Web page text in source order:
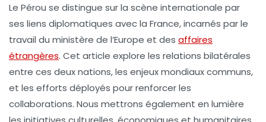
Le Pérou se distingue sur la scène internationale par
ses liens diplomatiques avec la France, incarnés par le
travail du ministère de l’Europe et des affaires
étrangères. Cet article explore les relations bilatérales
entre ces deux nations, les enjeux mondiaux communs,
et les efforts déployés pour renforcer les
collaborations. Nous mettrons également en lumière